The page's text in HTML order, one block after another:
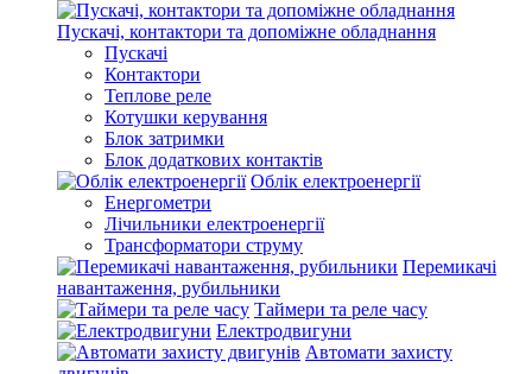
Пускачі, контактори та допоміжне обладнання
Пускачі
Контактори
Теплове реле
Котушки керування
Блок затримки
Блок додаткових контактів
Облік електроенергії
Енергометри
Лічильники електроенергії
Трансформатори струму
Перемикачі
навантаження, рубильники
Таймери та реле часу
Електродвигуни
Автомати захисту